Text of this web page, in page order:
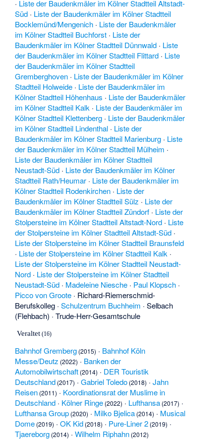
· Liste der Baudenkmäler im Kölner Stadtteil Altstadt-
Süd · Liste der Baudenkmäler im Kölner Stadtteil
Bocklemünd/Mengenich · Liste der Baudenkmäler
im Kölner Stadtteil Buchforst · Liste der
Baudenkmäler im Kölner Stadtteil Dünnwald · Liste
der Baudenkmäler im Kölner Stadtteil Flittard · Liste
der Baudenkmäler im Kölner Stadtteil
Gremberghoven · Liste der Baudenkmäler im Kölner
Stadtteil Holweide · Liste der Baudenkmäler im
Kölner Stadtteil Höhenhaus · Liste der Baudenkmäler
im Kölner Stadtteil Kalk · Liste der Baudenkmäler im
Kölner Stadtteil Klettenberg · Liste der Baudenkmäler
im Kölner Stadtteil Lindenthal · Liste der
Baudenkmäler im Kölner Stadtteil Marienburg · Liste
der Baudenkmäler im Kölner Stadtteil Mülheim ·
Liste der Baudenkmäler im Kölner Stadtteil
Neustadt-Süd · Liste der Baudenkmäler im Kölner
Stadtteil Rath/Heumar · Liste der Baudenkmäler im
Kölner Stadtteil Rodenkirchen · Liste der
Baudenkmäler im Kölner Stadtteil Sülz · Liste der
Baudenkmäler im Kölner Stadtteil Zündorf · Liste der
Stolpersteine im Kölner Stadtteil Altstadt-Nord · Liste
der Stolpersteine im Kölner Stadtteil Altstadt-Süd ·
Liste der Stolpersteine im Kölner Stadtteil Braunsfeld
· Liste der Stolpersteine im Kölner Stadtteil Kalk ·
Liste der Stolpersteine im Kölner Stadtteil Neustadt-
Nord · Liste der Stolpersteine im Kölner Stadtteil
Neustadt-Süd · Madeleine Niesche · Paul Klopsch ·
Picco von Groote · Richard-Riemerschmid-
Berufskolleg ·Schulzentrum Buchheim ·Selbach
(Flehbach) ·Trude-Herr-Gesamtschule
Veraltet (16)
Bahnhof Gremberg (2015) · Bahnhof Köln
Messe/Deutz (2022) · Banken der
Automobilwirtschaft (2014) · DER Touristik
Deutschland (2017) ·Gabriel Toledo (2018) ·Jahn
Reisen (2011) · Koordinationsrat der Muslime in
Deutschland · Kölner Ringe (2022) · Lufthansa (2017) ·
Lufthansa Group (2020) · Milko Bjelica (2014) · Musical
Dome (2019) ·OK Kid (2018) · Pure-Liner 2 (2019) ·
Tjaereborg (2014) ·Wilhelm Riphahn (2012)